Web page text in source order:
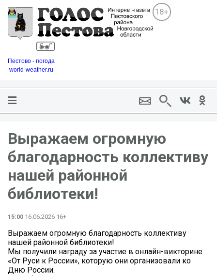
18+
Пестово - погода
world-weather.ru
Выражаем огромную
благодарность коллективу
нашей районной
библиотеки!
15:00 16.06.2026 16+
Выражаем огромную благодарность коллективу
нашей районной библиотеки!
Мы получили награду за участие в онлайн-викторине
«От Руси к России», которую они организовали ко
Дню России.